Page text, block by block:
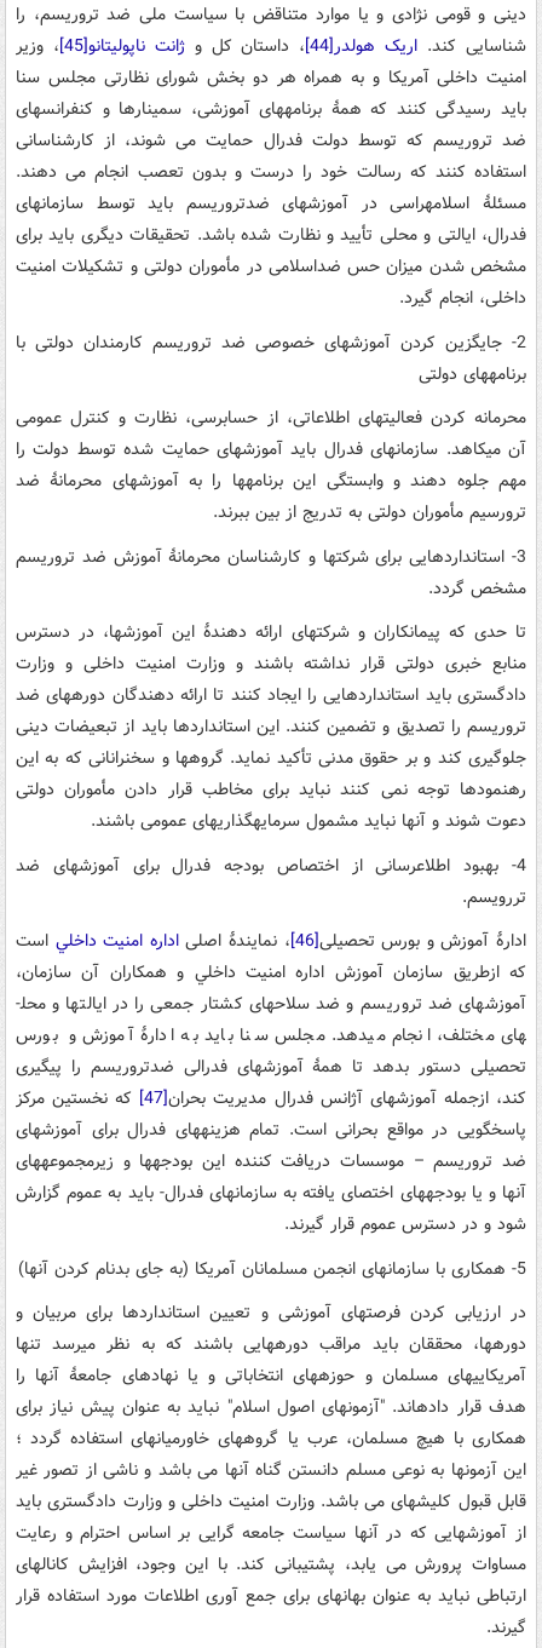
دینی و قومی نژادی و یا موارد متناقض با سیاست ملی ضد تروریسم، را
شناسایی کند. اریک هولدر[44] ، داستان کل وژانت ناپولیتانو[45]
، وزیر
امنیت داخلی آمریکا و به همراه هر دو بخش شورای نظارتی مجلس سنا
باید رسیدگی کنند که همۀ برنامه­های آموزشی، سمینار­ها و کنفرانس­های
ضد تروریسم که توسط دولت فدرال حمایت می شوند، از کارشناسانی
استفاده کنند که رسالت خود را درست و بدون تعصب انجام می دهند.
مسئلۀ اسلام­هراسی در آموزش­های ضد­تروریسم باید توسط سازمان­های
فدرال، ایالتی و محلی تأیید و نظارت شده باشد. تحقیقات دیگری باید برای
مشخص شدن میزان حس ضد­اسلامی در مأموران دولتی و تشکیلات امنیت
داخلی، انجام گیرد.
2- جایگزین کردن آموزش­های خصوصی ضد تروریسم کارمندان دولتی با
برنامه­های دولتی
محرمانه کردن فعالیت­های اطلاعاتی، از حسابرسی، نظارت و کنترل عمومی
آن می­کاهد. سازمان­های فدرال باید آموزش­های حمایت شده توسط دولت را
مهم جلوه دهند و وابستگی این برنامه­ها را به آموزش­های محرمانۀ ضد
ترورسیم مأموران دولتی به تدریج از بین ببرند.
3- استاندارد­هایی برای شرکت­ها و کارشناسان محرمانۀ آموزش ضد تروریسم
مشخص گردد.
تا حدی که پیمانکاران و شرکت­های ارائه دهندۀ این آموزش­ها، در دسترس
منابع خبری دولتی قرار نداشته باشند و وزارت امنیت داخلی و وزارت
دادگستری باید استاندارد­هایی را ایجاد کنند تا ارائه دهندگان دوره­های ضد
تروریسم را تصدیق و تضمین کنند. این استاندارد­ها باید از تبعیضات دینی
جلوگیری کند و بر حقوق مدنی تأکید نماید. گروه­ها و سخنرانانی که به این
رهنمود­ها توجه نمی کنند نباید برای مخاطب قرار دادن مأموران دولتی
دعوت شوند و آنها نباید مشمول سرمایه­گذاری­های عمومی باشند.
4- بهبود اطلاع­رسانی از اختصاص بودجه فدرال برای آموزش­های ضد
تررویسم.
ادارۀ آموزش و بورس تحصیلی[46] ، نمایندۀ اصلیاداره امنیت داخلي است
که ازطریق سازمان آموزش­ اداره امنیت داخلي و همکاران آن سازمان،
آموزش­های ضد تروریسم و ضد سلاح­های کشتار جمعی را در ایالت­ها و محل­
های مختلف، انجام می­دهد. مجلس سنا باید به ادارۀ آموزش و بورس
تحصیلی دستور بدهد تا همۀ آموزش­های فدرالی ضد­تروریسم را پیگیری
کند، ازجمله آموزش­های آژانس فدرال مدیریت بحران[47]
که نخستین مرکز
پاسخگویی در مواقع بحرانی است. تمام هزینه­های فدرال برای آموزش­های
ضد تروریسم – موسسات دریافت کننده این بودجه­ها و زیرمجموعه­های
آنها و یا بودجه­­های اختصای یافته به سازمان­های فدرال- باید به عموم گزارش
شود و در دسترس عموم قرار گیرند.
5- همکاری با سازمان­های انجمن مسلمانان آمریکا (به جای بدنام کردن آن­ها)
در ارزیابی کردن فرصت­های آموزشی و تعیین استانداردها برای مربیان و
دوره­ها، محققان باید مراقب دوره­هایی باشند که به نظر می­رسد تنها
آمریکایی­های مسلمان و حوزه­های انتخاباتی و یا نهاد­های جامعۀ آن­ها را
هدف قرار داده­اند. "آزمون­های اصول اسلام" نباید به عنوان پیش نیاز برای
همکاری با هیچ مسلمان، عرب یا گروه­های خاورمیانه­ای استفاده گردد ؛
این آزمون­ها به نوعی مسلم دانستن گناه آنها می باشد و ناشی از تصور غیر
قابل قبول کلیشه­ای می باشد. وزارت امنیت داخلی و وزارت دادگستری باید
از آموزش­هایی که در آن­ها سیاست جامعه گرایی بر اساس احترام و رعایت
مساوات پرورش می یابد، پشتیبانی کند. با این وجود، افزایش کانال­های
ارتباطی نباید به عنوان بهانه­ای برای جمع آوری اطلاعات مورد استفاده قرار
گیرند.